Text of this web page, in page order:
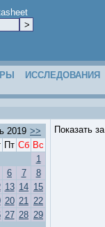
ИССЛЕДОВАНИЯ
2019 >>
Пт Сб Вс
1
6 7
8
13 14 15
20 21 22
27 28 29
Показать